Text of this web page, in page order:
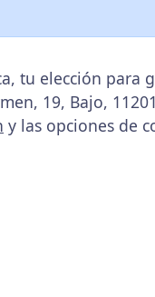
tu elección
19, Bajo,
y las opciones de